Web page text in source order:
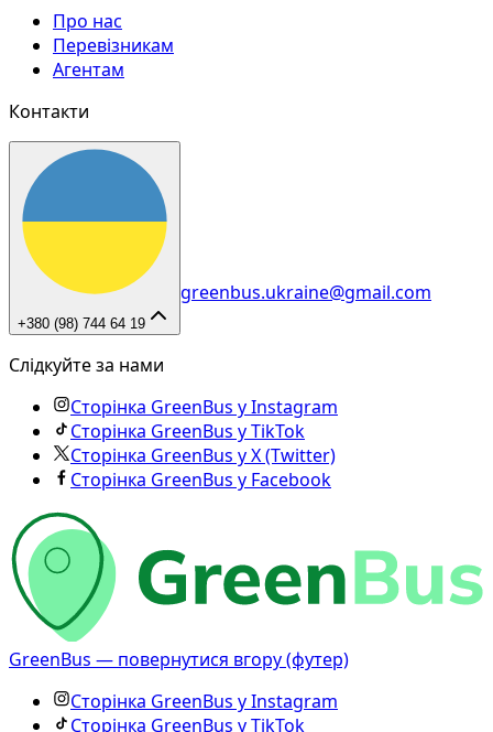
Про нас
Перевізникам
Агентам
Контакти
+380 (98) 744 64 19
greenbus.ukraine@gmail.com
Слідкуйте за нами
Сторінка GreenBus у Instagram
Сторінка GreenBus у TikTok
Сторінка GreenBus у X (Twitter)
Сторінка GreenBus у Facebook
GreenBus — повернутися вгору (футер)
Сторінка GreenBus у Instagram
Сторінка GreenBus у TikTok